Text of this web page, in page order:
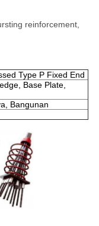
reinforcement,
Type P Fixed End
Base Plate,
Bangunan